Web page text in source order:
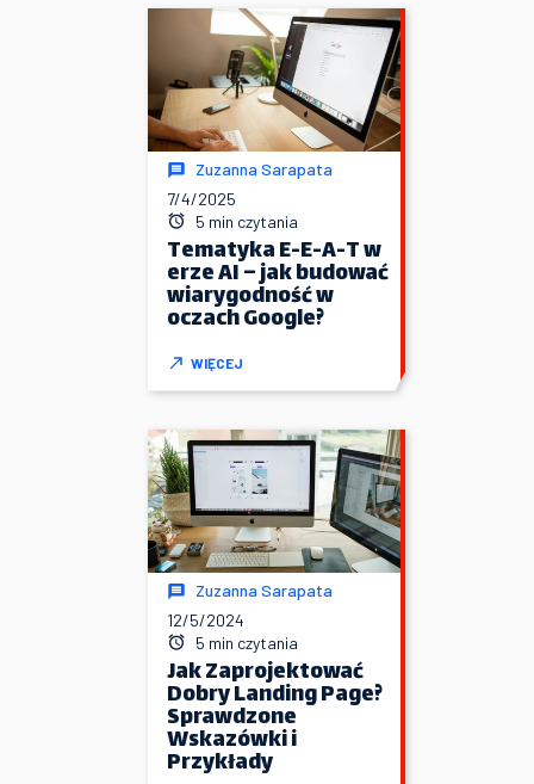
Zuzanna Sarapata
7/4/2025
5 min czytania
Tematyka E-E-A-T w
erze AI – jak budować
wiarygodność w
oczach Google?
WIĘCEJ
Zuzanna Sarapata
12/5/2024
5 min czytania
Jak Zaprojektować
Dobry Landing Page?
Sprawdzone
Wskazówki i
Przykłady